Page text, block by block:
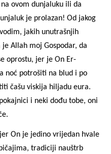
ovom dunjaluku ili da
je prolazan! Od jakog
jakih unutrašnjih
Allah moj Gospodar, da
oprostu, jer je On Er-
noć potrošiti na blud i po
čašu viskija hiljadu eura.
i neki dođu tobe, oni
On je jedino vrijedan hvale
tradiciji nauštrb